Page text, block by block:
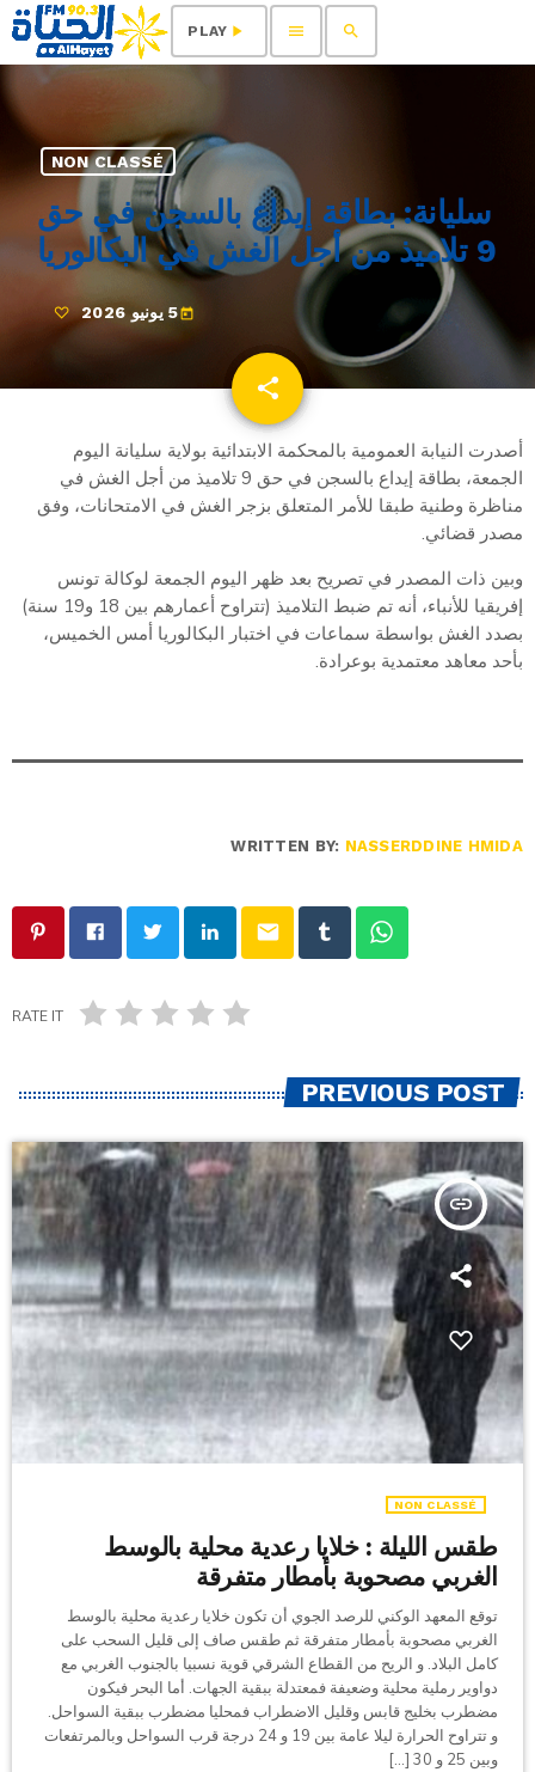
search
menu
play_arrow
PLAY
NON CLASSÉ
سليانة: بطاقة إيداع بالسجن في حق
9 تلاميذ من أجل الغش في البكالوريا
today5 يونيو 2026
share
email
أصدرت النيابة العمومية بالمحكمة الابتدائية بولاية سليانة اليوم
الجمعة، بطاقة إيداع بالسجن في حق 9 تلاميذ من أجل الغش في
مناظرة وطنية طبقا للأمر المتعلق بزجر الغش في الامتحانات، وفق
مصدر قضائي.
وبين ذات المصدر في تصريح بعد ظهر اليوم الجمعة لوكالة تونس
إفريقيا للأنباء، أنه تم ضبط التلاميذ (تتراوح أعمارهم بين 18 و19 سنة)
بصدد الغش بواسطة سماعات في اختبار البكالوريا أمس الخميس،
بأحد معاهد معتمدية بوعرادة.
WRITTEN BY: NASSERDDINE HMIDA
email
RATE IT
PREVIOUS POST
insert_link
NON CLASSÉ
طقس الليلة : خلايا رعدية محلية بالوسط
الغربي مصحوبة بأمطار متفرقة
توقع المعهد الوكني للرصد الجوي أن تكون خلايا رعدية محلية بالوسط
الغربي مصحوبة بأمطار متفرقة ثم طقس صاف إلى قليل السحب على
كامل البلاد. و الريح من القطاع الشرقي قوية نسبيا بالجنوب الغربي مع
دواوير رملية محلية وضعيفة فمعتدلة ببقية الجهات. أما البحر فيكون
مضطرب بخليج قابس وقليل الاضطراب فمحليا مضطرب ببقية السواحل.
و تتراوح الحرارة ليلا عامة بين 19 و 24 درجة قرب السواحل وبالمرتفعات
وبين 25 و 30 […]